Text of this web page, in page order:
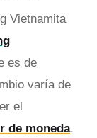
Vietnamita
es de
varía de
el
de moneda.